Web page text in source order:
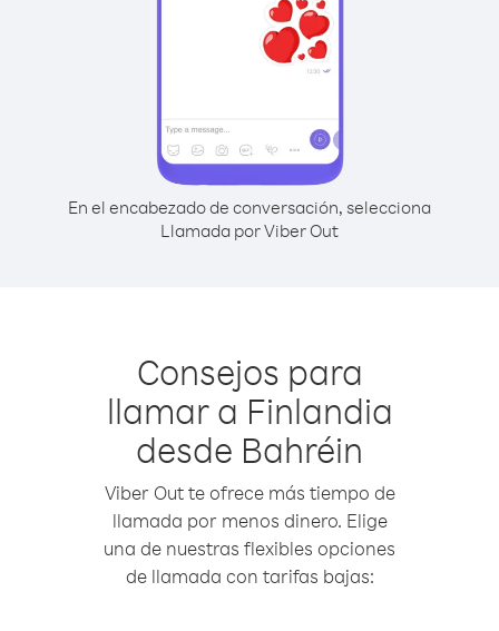
En el encabezado de conversación, selecciona
Llamada por Viber Out
Consejos para
llamar a Finlandia
desde Bahréin
Viber Out te ofrece más tiempo de
llamada por menos dinero. Elige
una de nuestras flexibles opciones
de llamada con tarifas bajas: